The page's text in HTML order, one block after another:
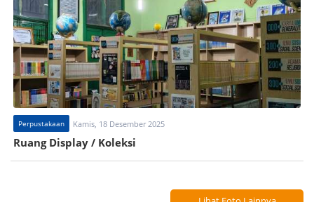
Perpustakaan Kamis, 18 Desember 2025
Ruang Display / Koleksi